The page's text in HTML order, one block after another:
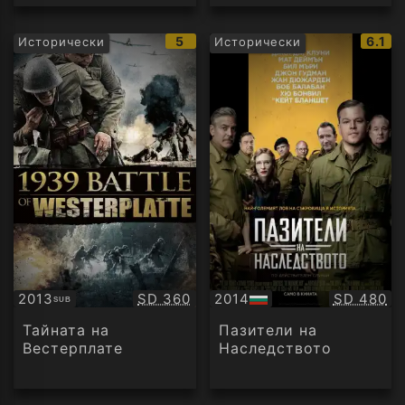
Исторически
IMDb
рейтинг:
5
2013SUB
Субтитри Качество:
SD 360
Тайната на
Вестерплате
Исторически
IMDb
6.1
2014
БГ
аудио
SD 480
Пазители на
Наследството